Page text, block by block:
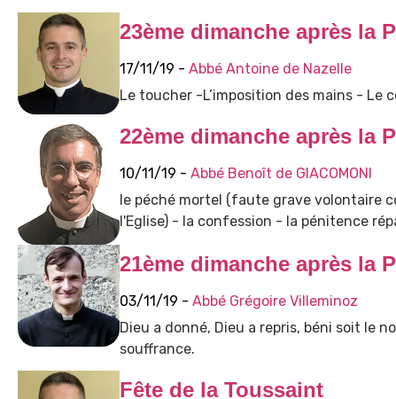
23ème dimanche après la
17/11/19 - Abbé Antoine de Nazelle
Le toucher -L’imposition des mains -
22ème dimanche après la
10/11/19 - Abbé Benoît de GIACOMONI
le péché mortel (faute grave volontaire
l'Eglise) - la confession - la pénitence
21ème dimanche après la
03/11/19 - Abbé Grégoire Villeminoz
Dieu a donné, Dieu a repris, béni soit le
souffrance.
Fête de la Toussaint